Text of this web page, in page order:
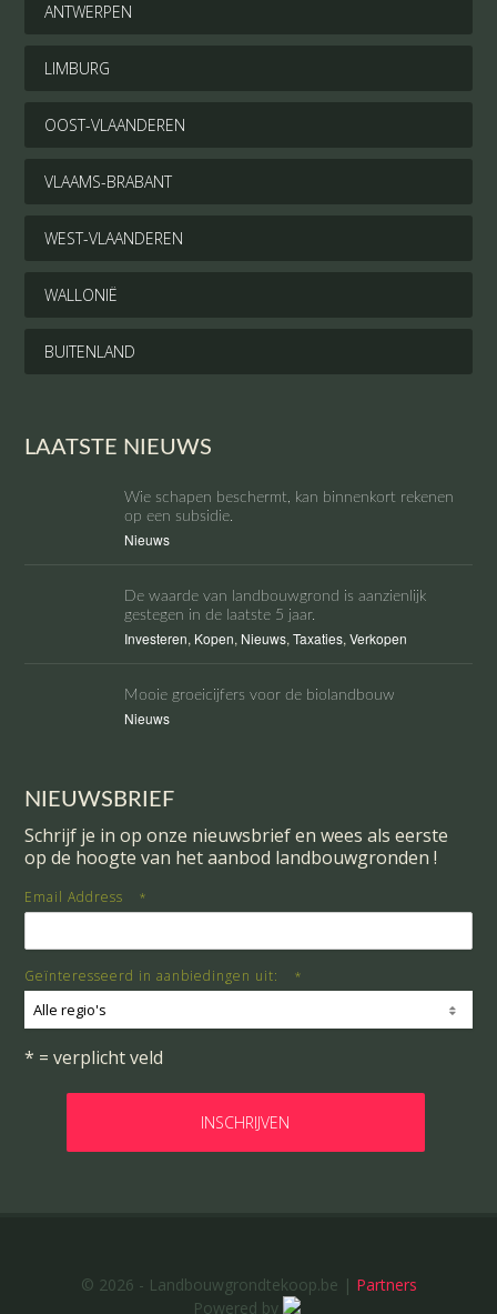
ANTWERPEN
LIMBURG
OOST-VLAANDEREN
VLAAMS-BRABANT
WEST-VLAANDEREN
WALLONIË
BUITENLAND
LAATSTE NIEUWS
Wie schapen beschermt, kan binnenkort rekenen
op een subsidie.
Nieuws
De waarde van landbouwgrond is aanzienlijk
gestegen in de laatste 5 jaar.
Investeren, Kopen, Nieuws,Taxaties,Verkopen
Mooie groeicijfers voor de biolandbouw
Nieuws
NIEUWSBRIEF
Schrijf je in op onze nieuwsbrief en wees als eerste
op de hoogte van het aanbod landbouwgronden !
Email Address *
Geïnteresseerd in aanbiedingen uit: *
Alle regio's
* = verplicht veld
© 2026 - Landbouwgrondtekoop.be | Partners
Powered by